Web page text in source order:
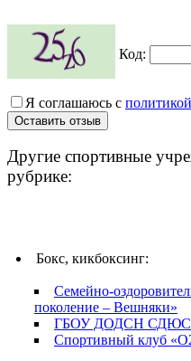
Код:
Я соглашаюсь с
Другие спортивные
рубрике:
Бокс, кикбоксинг:
Семейно-
поколение – Вешняки»
ГБОУ ДОДСН
Спортивный клуб